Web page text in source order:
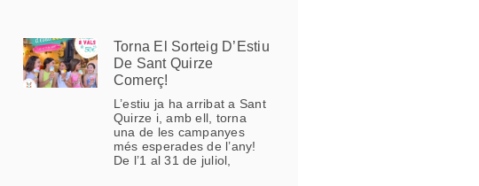
Torna El Sorteig D’Estiu
De Sant Quirze
Comerç!
L’estiu ja ha arribat a Sant
Quirze i, amb ell, torna
una de les campanyes
més esperades de l’any!
De l’1 al 31 de juliol,